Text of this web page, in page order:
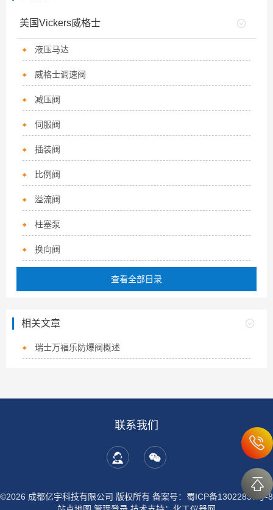
美国Vickers威格士
液压马达
威格士调速阀
减压阀
伺服阀
插装阀
比例阀
溢流阀
柱塞泵
换向阀
查看全部目录
相关文章
瑞士万福乐防爆阀概述
联系我们
©2026 成都亿宇科技有限公司 版权所有 备案号：蜀ICP备13022837号-8